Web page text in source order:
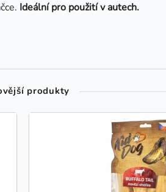
Ideální pro použití v autech.
produkty